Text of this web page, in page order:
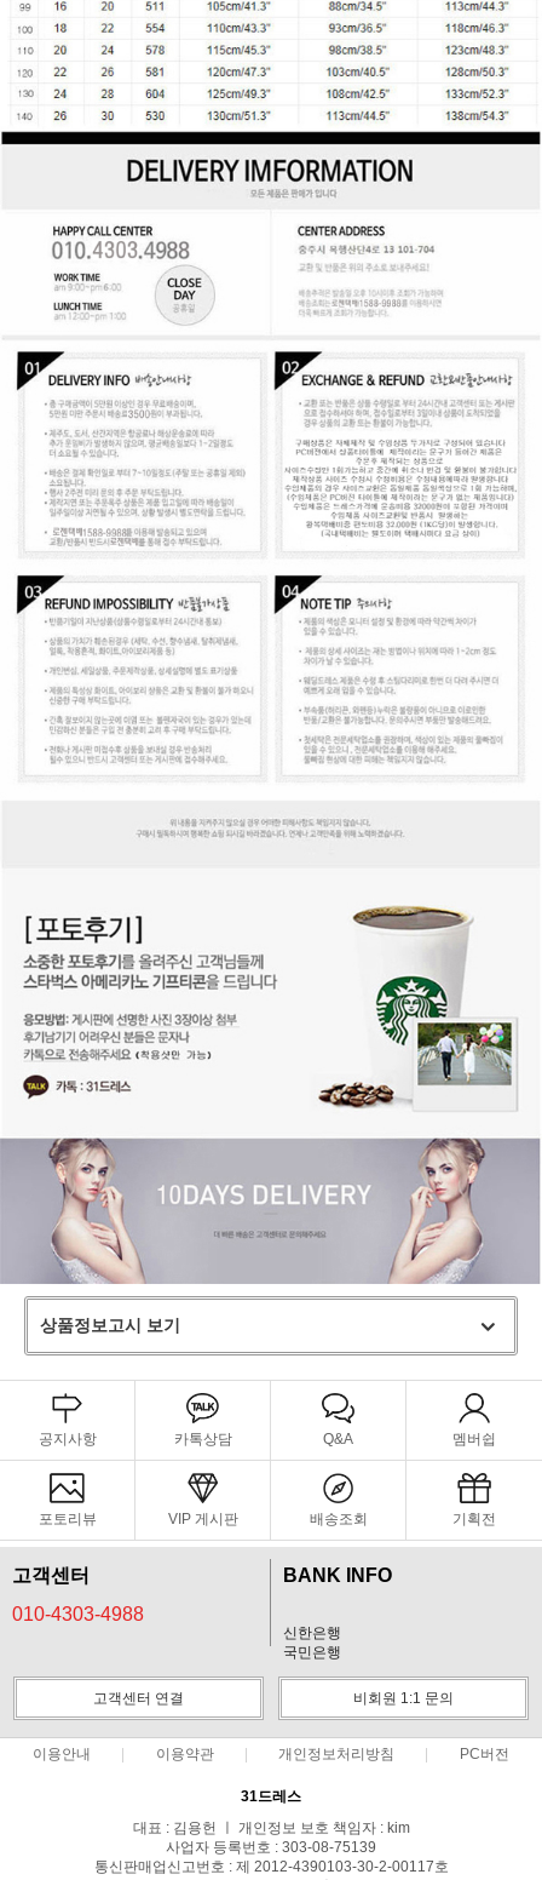
상품정보고시 보기
공지사항 카톡상담 Q&A 멤버쉽
포토리뷰 VIP 게시판 배송조회 기획전
고객센터
010-4303-4988
BANK INFO
신한은행
국민은행
고객센터 연결 비회원 1:1 문의
이용안내 이용약관 개인정보처리방침 PC버전
31드레스
대표 : 김용헌 ㅣ 개인정보 보호 책임자 : kim
사업자 등록번호 : 303-08-75139
통신판매업신고번호 : 제 2012-4390103-30-2-00117호